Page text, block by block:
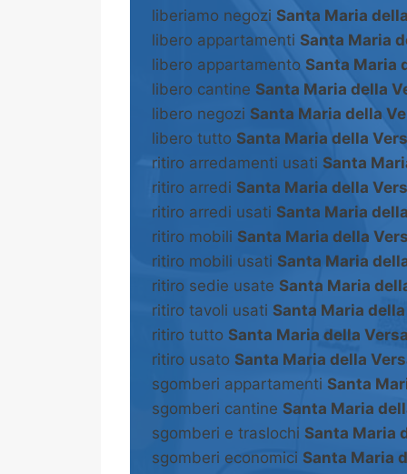
liberiamo negozi Santa Maria
libero appartamenti Santa Maria
libero appartamento Santa Maria
libero cantine Santa Maria della
libero negozi Santa Maria della
libero tutto Santa Maria della
ritiro arredamenti usati Santa
ritiro arredi Santa Maria della
ritiro arredi usati Santa Maria
ritiro mobili Santa Maria della
ritiro mobili usati Santa Maria
ritiro sedie usate Santa Maria
ritiro tavoli usati Santa Maria
ritiro tutto Santa Maria della Versa
ritiro usato Santa Maria della
sgomberi appartamenti Santa
sgomberi cantine Santa Maria
sgomberi e traslochi Santa Maria
sgomberi economici Santa Maria